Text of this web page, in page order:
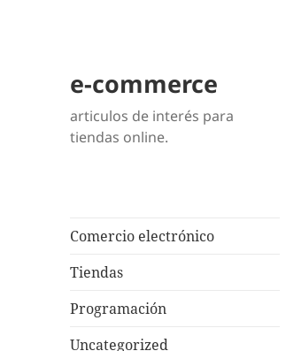
e-commerce
articulos de interés para
tiendas online.
Comercio electrónico
Tiendas
Programación
Uncategorized